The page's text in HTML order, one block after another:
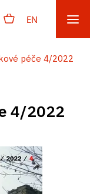
EN
péče 4/2022
4/2022